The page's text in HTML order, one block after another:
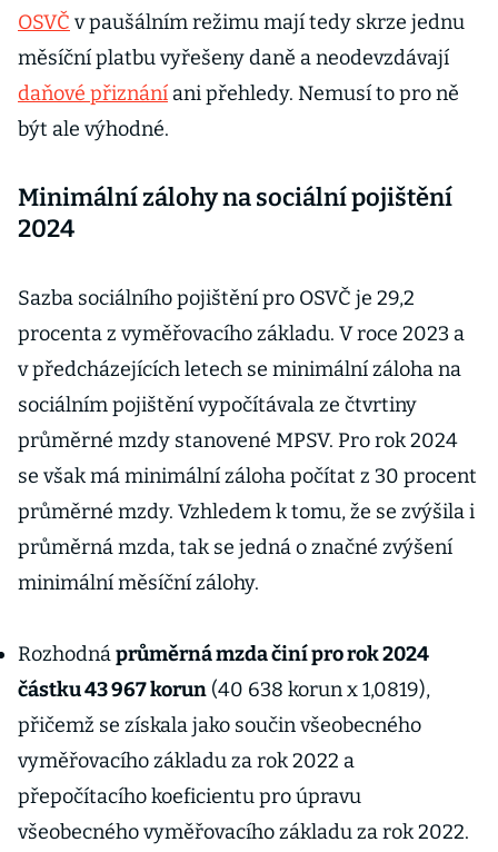
OSVČ v paušálním režimu mají tedy skrze jednu
měsíční platbu vyřešeny daně a neodevzdávají
daňové přiznání ani přehledy. Nemusí to pro ně
být ale výhodné.
Minimální zálohy na sociální pojištění
2024
Sazba sociálního pojištění pro OSVČ je 29,2
procenta z vyměřovacího základu. V roce 2023 a
v předcházejících letech se minimální záloha na
sociálním pojištění vypočítávala ze čtvrtiny
průměrné mzdy stanovené MPSV. Pro rok 2024
se však má minimální záloha počítat z 30 procent
průměrné mzdy. Vzhledem k tomu, že se zvýšila i
průměrná mzda, tak se jedná o značné zvýšení
minimální měsíční zálohy.
Rozhodnáprůměrná mzda činí pro rok 2024
částku 43 967 korun (40 638 korun x 1,0819),
přičemž se získala jako součin všeobecného
vyměřovacího základu za rok 2022 a
přepočítacího koeficientu pro úpravu
všeobecného vyměřovacího základu za rok 2022.